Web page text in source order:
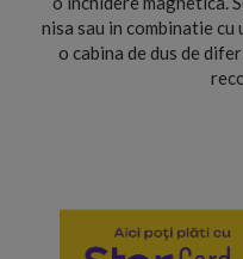
nisa sau in combinatie
o cabina de dus de